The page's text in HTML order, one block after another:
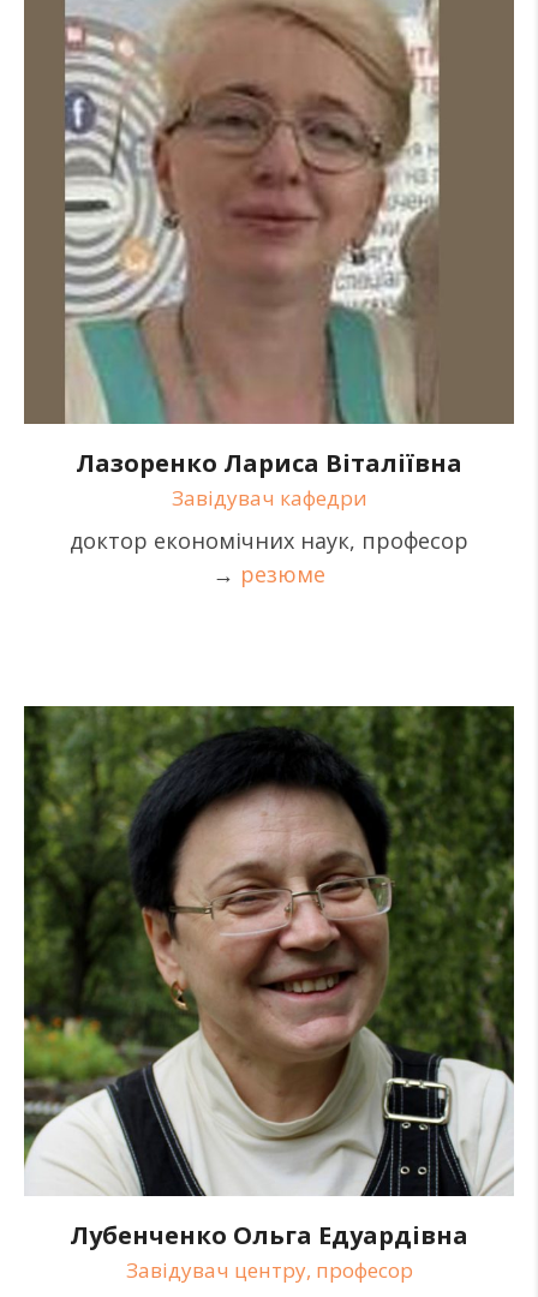
Лазоренко Лариса Віталіївна
Завідувач кафедри
доктор економічних наук, професор
→ резюме
Лубенченко Ольга Едуардівна
Завідувач центру, професор